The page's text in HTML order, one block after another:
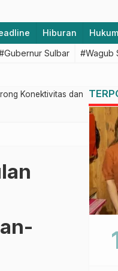
Hiburan Hukum
Sulbar #Wagub
Konektivitas dan